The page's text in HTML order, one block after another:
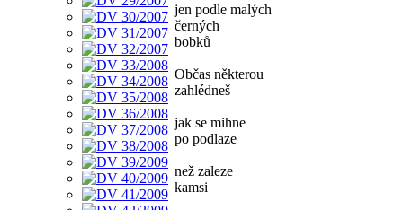
jen podle malých
černých
bobků
Občas některou
zahlédneš
jak se mihne
po podlaze
než zaleze
kamsi